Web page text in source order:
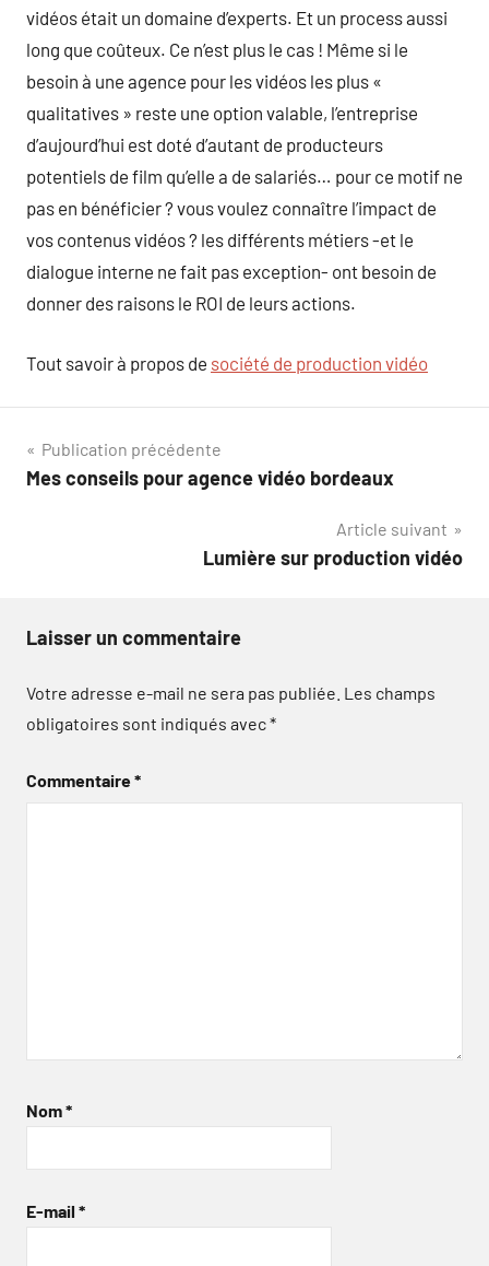
vidéos était un domaine d’experts. Et un process aussi
long que coûteux. Ce n’est plus le cas ! Même si le
besoin à une agence pour les vidéos les plus «
qualitatives » reste une option valable, l’entreprise
d’aujourd’hui est doté d’autant de producteurs
potentiels de film qu’elle a de salariés… pour ce motif ne
pas en bénéficier ? vous voulez connaître l’impact de
vos contenus vidéos ? les différents métiers -et le
dialogue interne ne fait pas exception- ont besoin de
donner des raisons le ROI de leurs actions.
Tout savoir à propos de société de production vidéo
Navigation
de
Publication précédente
Mes conseils pour agence vidéo bordeaux
Article suivant
Lumière sur production vidéo
Laisser un commentaire
Votre adresse e-mail ne sera pas publiée. Les champs
obligatoires sont indiqués avec*
Commentaire*
Nom*
E-mail *